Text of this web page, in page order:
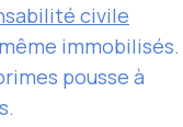
civile
immobilisés.
pousse à